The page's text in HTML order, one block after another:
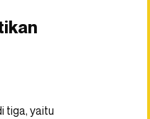
tiga, yaitu